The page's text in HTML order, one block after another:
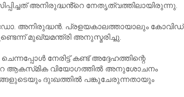
അനിരുദ്ധൻ്റെ നേതൃത്വത്തിലായിരുന്നു.
അനിരുദ്ധൻ. പ്രളയകാലത്തായാലും കോവിഡ്
മുഖ്യമന്ത്രി അനുസ്മ‌രിച്ചു.
നേരിട്ട് കണ്ട് അദ്ദേഹത്തിന്റെ
ആകസ്‌മിക വിയോഗത്തിൽ അനുശോചനം
ദുഃഖത്തിൽ പങ്കുചേരുന്നതായും